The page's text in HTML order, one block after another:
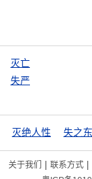
灭亡
失严
灭绝人性 失之
关于我们 | 联系方式|